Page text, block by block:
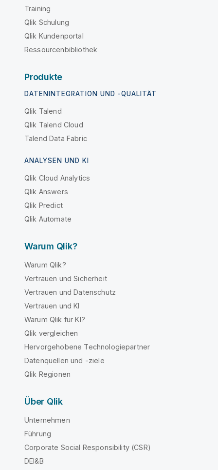
Training
Qlik Schulung
Qlik Kundenportal
Ressourcenbibliothek
Produkte
DATENINTEGRATION UND -QUALITÄT
Qlik Talend
Qlik Talend Cloud
Talend Data Fabric
ANALYSEN UND KI
Qlik Cloud Analytics
Qlik Answers
Qlik Predict
Qlik Automate
Warum Qlik?
Warum Qlik?
Vertrauen und Sicherheit
Vertrauen und Datenschutz
Vertrauen und KI
Warum Qlik für KI?
Qlik vergleichen
Hervorgehobene Technologiepartner
Datenquellen und -ziele
Qlik Regionen
Über Qlik
Unternehmen
Führung
Corporate Social Responsibility (CSR)
DEI&B